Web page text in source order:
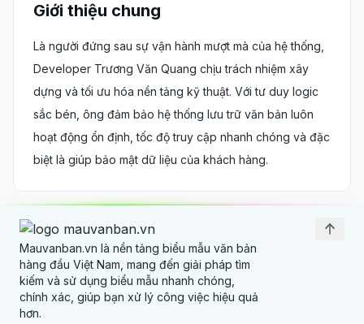
Số điện thoại hỗ trợ:
0977 523 155
Email:
info@luatthienma.com.vn
Liên kết nhanh
Về chúng tôi
Biểu giá dịch vụ
Đội ngũ phát triển
Thông tin
Câu hỏi thường gặp
Giới thiệu chung
Là người đứng sau sự vận hành mượt mà của hệ thống,
Developer Trương Văn Quang chịu trách nhiệm xây
dựng và tối ưu hóa nền tảng kỹ thuật. Với tư duy logic
sắc bén, ông đảm bảo hệ thống lưu trữ văn bản luôn
hoạt động ổn định, tốc độ truy cập nhanh chóng và đặc
biệt là giúp bảo mật dữ liệu của khách hàng.
Mauvanban.vn là nền tảng biểu mẫu văn bản
hàng đầu Việt Nam, mang đến giải pháp tìm
kiếm và sử dụng biểu mẫu nhanh chóng,
chính xác, giúp bạn xử lý công việc hiệu quả
hơn.